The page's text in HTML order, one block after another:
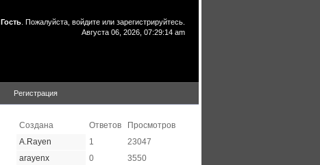
Гость . Пожалуйста, войдите или зарегистрируйтесь
Августа 06, 2026, 07:29:14 am
Регистрация
Создана Ответов
Просмотров
A.Rayen 1
23047
arayenx 0
3550